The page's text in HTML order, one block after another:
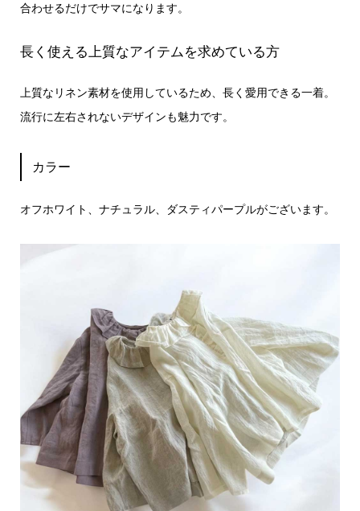
合わせるだけでサマになります。
長く使える上質なアイテムを求めている方
上質なリネン素材を使用しているため、長く愛用できる一着。
流行に左右されないデザインも魅力です。
カラー
オフホワイト、ナチュラル、ダスティパープルがございます。